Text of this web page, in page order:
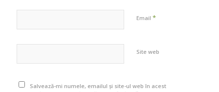
Email *
Site web
Salvează-mi numele, emailul și site-ul web în acest